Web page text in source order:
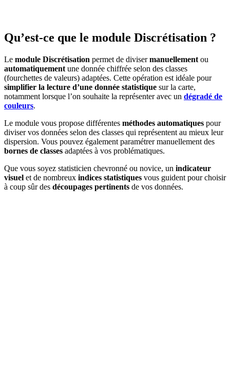
Qu’est-ce que le module Discrétisation ?
Le module Discrétisation permet de divisermanuellement ou
automatiquement une donnée chiffrée selon des classes
(fourchettes de valeurs) adaptées. Cette opération est idéale pour
simplifier la lecture d’une donnée statistique sur la carte,
notamment lorsque l’on souhaite la représenter avec un dégradé de
couleurs.
Le module vous propose différentes méthodes automatiques pour
diviser vos données selon des classes qui représentent au mieux leur
dispersion. Vous pouvez également paramétrer manuellement des
bornes de classes adaptées à vos problématiques.
Que vous soyez statisticien chevronné ou novice, un indicateur
visuel et de nombreux indices statistiques vous guident pour choisir
à coup sûr des découpages pertinents de vos données.